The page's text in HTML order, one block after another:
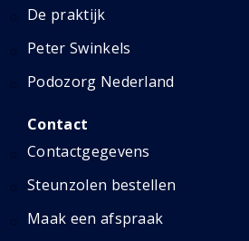
De praktijk
Peter Swinkels
Podozorg Nederland
Contact
Contactgegevens
Steunzolen bestellen
Maak een afspraak